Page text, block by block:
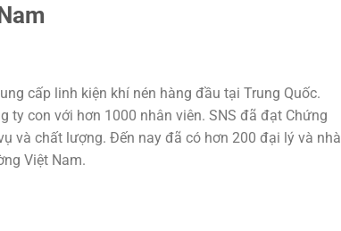
cấp linh kiện khí nén hàng đầu tại Trung Quốc.
ty con với hơn 1000 nhân viên. SNS đã đạt Chứng
và chất lượng. Đến nay đã có hơn 200 đại lý và nhà
Việt Nam.